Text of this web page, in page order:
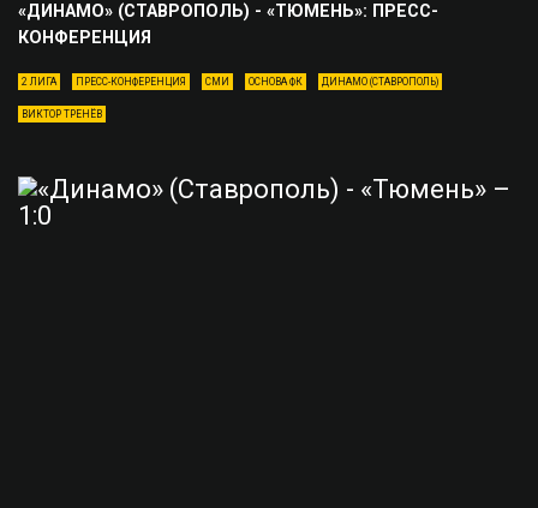
«ДИНАМО» (СТАВРОПОЛЬ) - «ТЮМЕНЬ»: ПРЕСС-
КОНФЕРЕНЦИЯ
2 ЛИГА ПРЕСС-КОНФЕРЕНЦИЯ СМИ ОСНОВА ФК ДИНАМО (СТАВРОПОЛЬ)
ВИКТОР ТРЕНЁВ